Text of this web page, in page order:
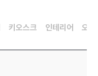
키오스크 인테리어 오토